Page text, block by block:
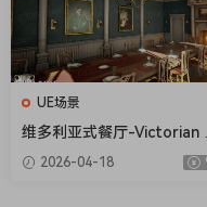
UE场景
维多利亚式餐厅-Victorian
ning Room
2026-04-18